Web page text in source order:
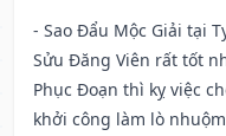
- Sao Đẩu Mộc Giải tại
Sửu Đăng Viên rất tốt
Phục Đoạn thì kỵ việc
khởi công làm lò